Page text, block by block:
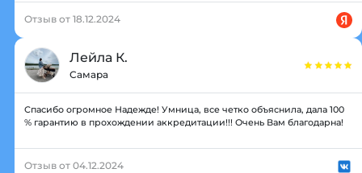
Отзыв от 18.12.2024
Лейла К.
Самара
Спасибо огромное Надежде! Умница, все четко объяснила, дала 100
% гарантию в прохождении аккредитации!!! Очень Вам благодарна!
Отзыв от 04.12.2024